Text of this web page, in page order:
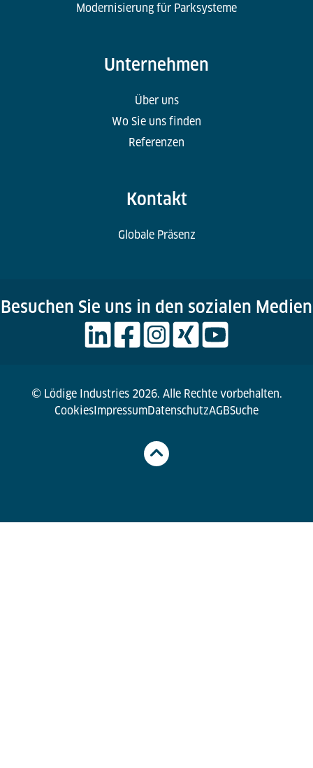
Modernisierung für Parksysteme
Unternehmen
Über uns
Wo Sie uns finden
Referenzen
Kontakt
Globale Präsenz
Besuchen Sie uns in den sozialen Medien
© Lödige Industries 2026. Alle Rechte vorbehalten.
CookiesImpressumDatenschutzAGBSuche